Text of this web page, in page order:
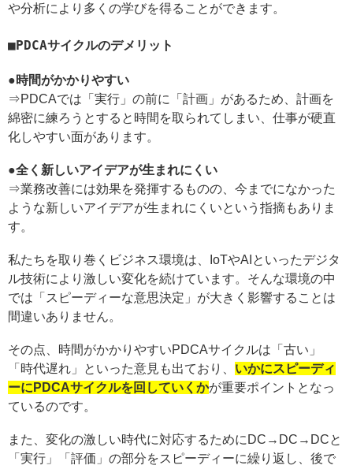
や分析により多くの学びを得ることができます。
PDCAサイクルのデメリット
●時間がかかりやすい
⇒PDCAでは「実行」の前に「計画」があるため、計画を
綿密に練ろうとすると時間を取られてしまい、仕事が硬直
化しやすい面があります。
●全く新しいアイデアが生まれにくい
⇒業務改善には効果を発揮するものの、今までになかった
ような新しいアイデアが生まれにくいという指摘もありま
す。
私たちを取り巻くビジネス環境は、IoTやAIといったデジタ
ル技術により激しい変化を続けています。そんな環境の中
では「スピーディーな意思決定」が大きく影響することは
間違いありません。
その点、時間がかかりやすいPDCAサイクルは「古い」
「時代遅れ」といった意見も出ており、 いかにスピーディ
ーにPDCAサイクルを回していくかが重要ポイントとなっ
ているのです。
また、変化の激しい時代に対応するためにDC→DC→DCと
「実行」「評価」の部分をスピーディーに繰り返し、後で